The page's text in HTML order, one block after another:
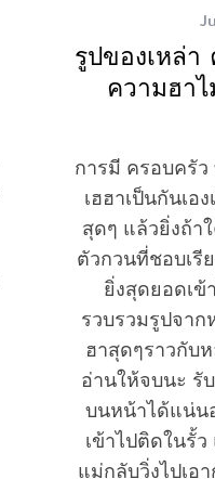
รูปของเหล่า
ความฮาไ
การมี ครอบครัว
เฮฮาเป็นกันเอ
สุดๆ แล้วยิ่งถ้า
ตัวกวนที่ชอบเรี
ยิ่งสุดยอดเข้
รวบรวมรูปจาก
ฮาสุดๆราวกับ
อ่านให้จบนะ รั
บนหน้าได้แน่น
เข้าไปติดในรั้
แม่กลับวิ่งไปเอ